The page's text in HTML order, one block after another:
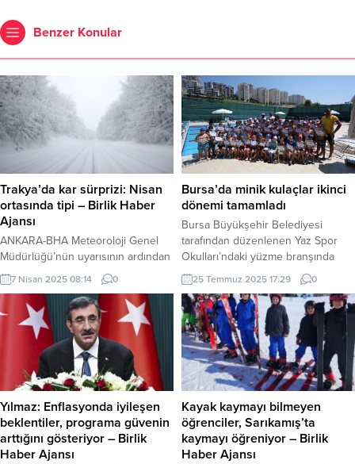
Benzer Konular
Trakya’da kar sürprizi: Nisan
ortasında tipi – Birlik Haber
Ajansı
ANKARA-BHA Meteoroloji Genel
Müdürlüğü’nün uyarısının ardından
Trakya‘da beklenen soğuk hava ve
kar yağışı etkisini göstermeye
başladı. Yağmur olarak başlayan
yağış, gece saatlerinden sonra kara
dönüştü. Nisan ayında yağan kar,
kentleri beyaza bürürken
vatandaşlarda şaşkınlık yarattı.
Balkanlar üzerinden gelen soğuk
ve yağışlı hava sistemi, bölgede
hava sıcaklıklarının ciddi oranda
düşmesine neden...
7 Nisan 2025 08:14 0
Bursa’da minik kulaçlar ikinci
dönemi tamamladı
Bursa Büyükşehir Belediyesi
tarafından düzenlenen Yaz Spor
Okulları’ndaki yüzme branşında
ikinci dönem sona erdi. BURSA
(İGFA) – Bursa Büyükşehir
Belediyesi Gençlik ve Spor
Hizmetleri Dairesi Başkanlığı
koordinasyonunda Büyükşehir
Belediyespor iş birliğiyle 12 farklı
branşta gerçekleştirilen Yaz Spor
Okulları’nda eğitimler tüm hızıyla
devam ediyor. Çocukların yaz tatilini
sporla iç içe geçirmeleri...
25 Temmuz 2025 17:29 0
Yılmaz: Enflasyonda iyileşen
beklentiler, programa güvenin
arttığını gösteriyor – Birlik
Haber Ajansı
Kayak kaymayı bilmeyen
öğrenciler, Sarıkamış’ta
kaymayı öğreniyor – Birlik
Haber Ajansı